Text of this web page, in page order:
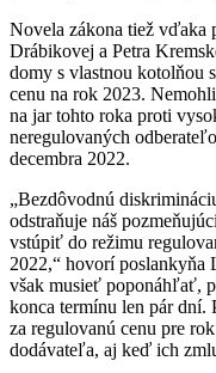
Novela zákona tiež vďaka
Drábikovej a Petra
domy s vlastnou kotolňou
cenu na rok 2023.
na jar tohto roka proti
neregulovaných
decembra 2022.
„Bezdôvodnú
odstraňuje náš
vstúpiť do režimu
2022,“ hovorí
však musieť poponáhľať,
konca termínu len pár dní.
za regulovanú cenu pre
dodávateľa, aj keď ich